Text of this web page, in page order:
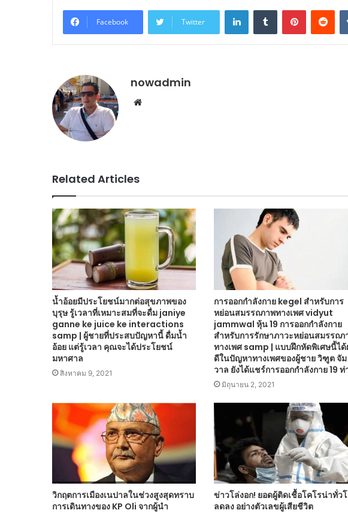
Facebook Twitter
LinkedInTumblr Pinterest
nowadmin
Website
Related Articles
น้ำอ้อยมีประโยชน์มากต่อสุขภาพของ
บุรุษ รู้เวลาที่เหมาะสมที่จะดื่ม janiye
ganne ke juice ke interactions
samp | ผู้ชายที่ประสบปัญหานี้ ดื่มน้ำ
อ้อย แต่รู้เวลา คุณจะได้ประโยชน์
มหาศาล
สิงหาคม 9, 2021
การออกกำลังกาย kegel สำหรับการ
หย่อนสมรรถภาพทางเพศ vidyut
jammwal หุ้น 19 การออกกำลังกาย
สำหรับการรักษาภาวะหย่อนสมรรถภ
ทางเพศ samp | แบบฝึกหัดพิเศษนี้ได้
ดีในปัญหาทางเพศของผู้ชาย วิฑูต จัม
วาล ยังได้แชร์การออกกำลังกาย 19 ท่
มิถุนายน 2, 2021
วิกฤตการเมืองเนปาลในช่วงสูงสุดทราบ
การเดินทางของ KP Oli จากผู้นำ
ข่าวโล่งอก! ยอดผู้ติดเชื้อโคโรน่าทั่ว
ลดลง อย่างตัวเลขผู้เสียชีวิต